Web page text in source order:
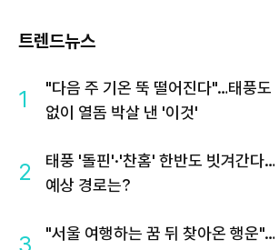
트렌드뉴스
1
"다음 주 기온 뚝 떨어진다"…태풍도
없이 열돔 박살 낸 '이것'
2
태풍 '돌핀'·'찬홈' 한반도 빗겨간다…
예상 경로는?
"서울 여행하는 꿈 뒤 찾아온 행운"…